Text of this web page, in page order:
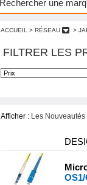
ACCUEIL > RÉSEAU >
FILTRER LES
Afficher : Les